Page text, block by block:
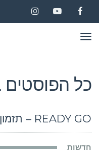
Facebook
YouTube
Instagram
תפריט
כל הפוסטים
READY GO – תזמון התמודדות
חדשות